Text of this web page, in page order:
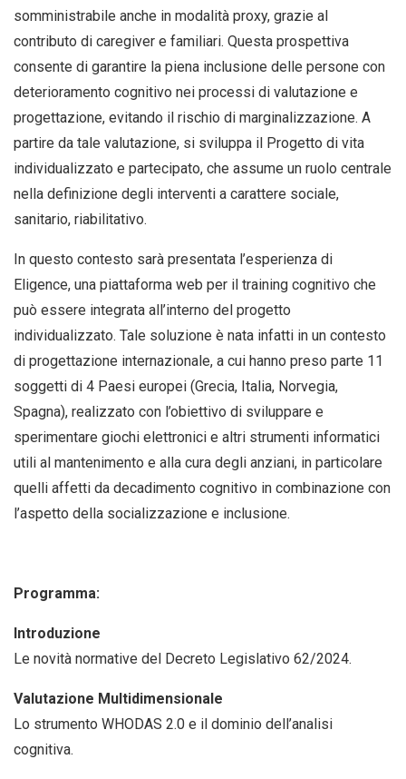
somministrabile anche in modalità proxy, grazie al
contributo di caregiver e familiari. Questa prospettiva
consente di garantire la piena inclusione delle persone con
deterioramento cognitivo nei processi di valutazione e
progettazione, evitando il rischio di marginalizzazione. A
partire da tale valutazione, si sviluppa il Progetto di vita
individualizzato e partecipato, che assume un ruolo centrale
nella definizione degli interventi a carattere sociale,
sanitario, riabilitativo.
In questo contesto sarà presentata l’esperienza di
Eligence, una piattaforma web per il training cognitivo che
può essere integrata all’interno del progetto
individualizzato. Tale soluzione è nata infatti in un contesto
di progettazione internazionale, a cui hanno preso parte 11
soggetti di 4 Paesi europei (Grecia, Italia, Norvegia,
Spagna), realizzato con l’obiettivo di sviluppare e
sperimentare giochi elettronici e altri strumenti informatici
utili al mantenimento e alla cura degli anziani, in particolare
quelli affetti da decadimento cognitivo in combinazione con
l’aspetto della socializzazione e inclusione.
Programma:
Introduzione
Le novità normative del Decreto Legislativo 62/2024.
Valutazione Multidimensionale
Lo strumento WHODAS 2.0 e il dominio dell’analisi
cognitiva.